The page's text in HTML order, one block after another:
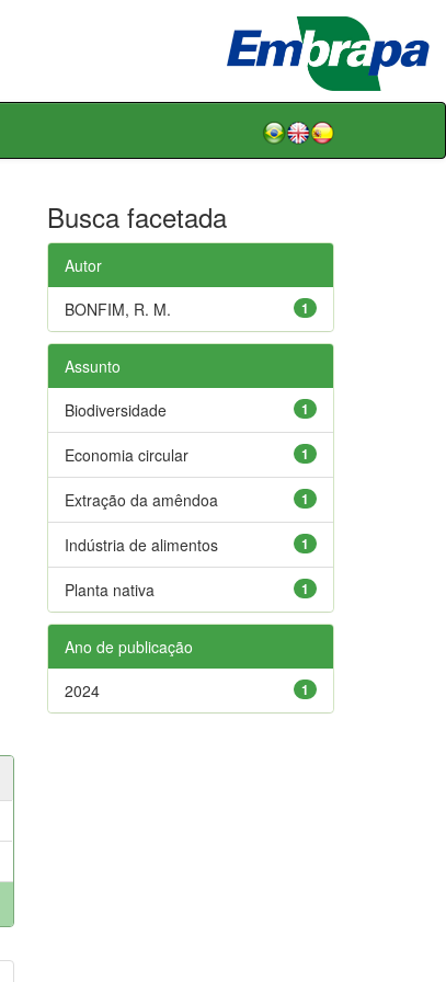
Busca facetada
Autor
1
BONFIM, R. M.
Assunto
1
Biodiversidade
1
Economia circular
1
Extração da amêndoa
1
Indústria de alimentos
1
Planta nativa
Ano de publicação
1
2024